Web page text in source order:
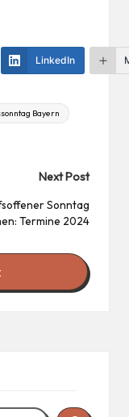
LinkedIn
Bayern
Next Post
Sonntag
Termine 2024